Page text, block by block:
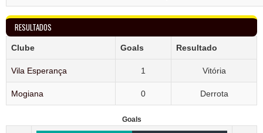
RESULTADOS
Clube Goals Resultado
Vila Esperança 1 Vitória
Mogiana 0 Derrota
Goals